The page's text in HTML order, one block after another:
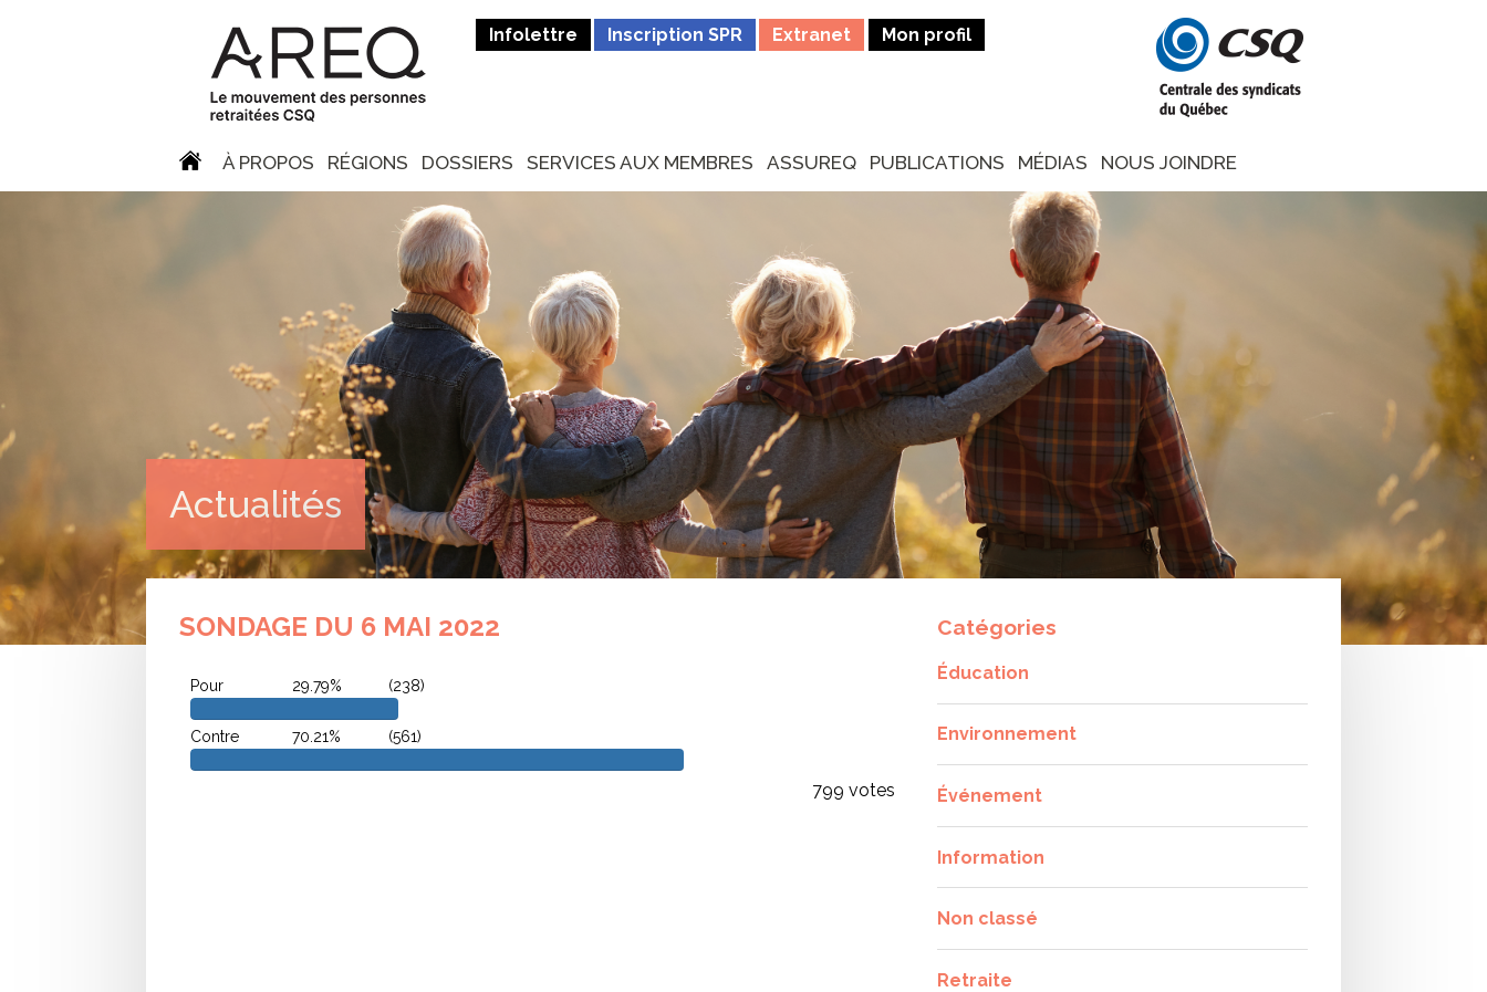
Infolettre Inscription SPR Extranet Mon profil
À PROPOS RÉGIONS DOSSIERS SERVICES AUX MEMBRES ASSUREQ PUBLICATIONS MÉDIAS NOUS JOINDRE
Actualités
SONDAGE DU 6 MAI 2022
Pour 29.79% (238 )
Contre 70.21% (561 )
799
Catégories
Éducation
Environnement
Événement
Information
Non classé
Retraite